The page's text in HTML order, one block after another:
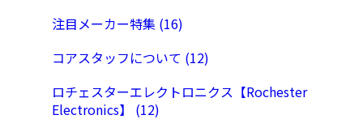
注目メーカー特集 (16)
コアスタッフについて (12)
ロチェスターエレクトロニクス【Rochester
Electronics】 (12)